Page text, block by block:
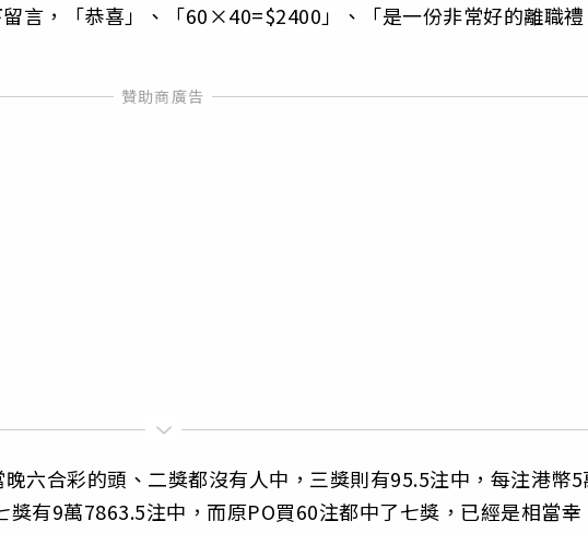
言，「恭喜」、「60×40=$2400」、「是一份非常好的離職禮
六合彩的頭、二獎都沒有人中，三獎則有95.5注中，每注港幣5
有9萬7863.5注中，而原PO買60注都中了七獎，已經是相當幸